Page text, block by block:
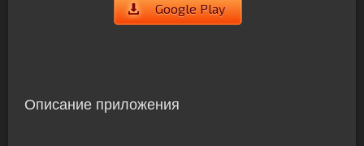
Google Play
Описание приложения